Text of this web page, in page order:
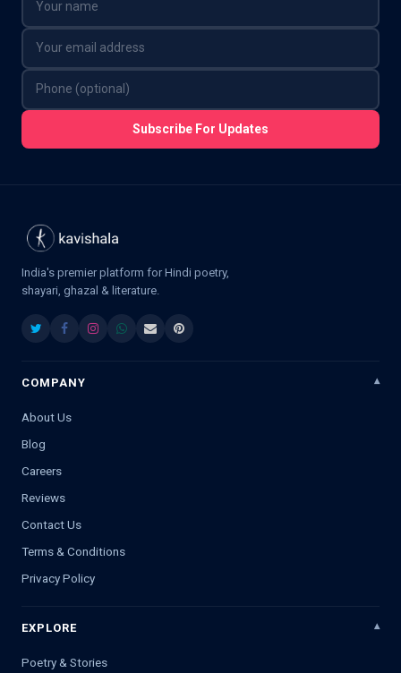
Subscribe For Updates
India's premier platform for Hindi poetry,
shayari, ghazal & literature.
COMPANY
About Us
Blog
Careers
Reviews
Contact Us
Terms & Conditions
Privacy Policy
EXPLORE
Poetry & Stories